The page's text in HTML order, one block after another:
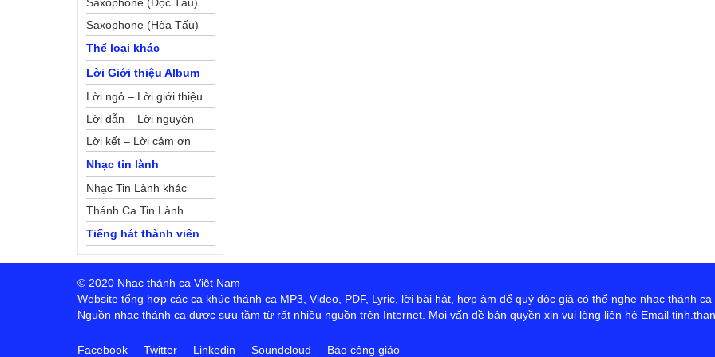
Saxophone (Hòa Tấu)
Thể loại khác
Lời Giới thiệu Album
Lời ngỏ – Lời giới thiệu
Lời dẫn – Lời nguyện
Lời kết – Lời cảm ơn
Nhạc tin lành
Nhạc Tin Lành khác
Thánh Ca Tin Lành
Tiếng hát thành viên
© 2020 Nhạc thánh ca Việt Nam
Website tổng hợp các ca khúc thánh ca MP3, Video, PDF, Lyric, lời bài hát, hợp âm để quý độc giả có thể nghe nhạc thánh ca
Nguồn nhạc thánh ca được sưu tầm từ rất nhiều nguồn trên Internet. Mọi vấn đề bản quyền xin vui lòng liên hệ Email
Facebook Twitter Linkedin Soundcloud Báo công giáo